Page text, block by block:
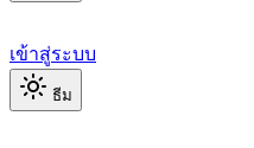
เข้าสู่ระบบ
ธีม